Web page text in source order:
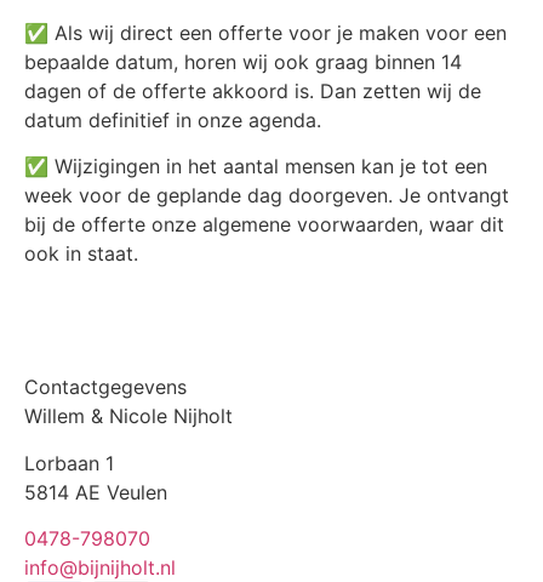
✅ Als wij direct een offerte voor je maken voor een
bepaalde datum, horen wij ook graag binnen 14
dagen of de offerte akkoord is. Dan zetten wij de
datum definitief in onze agenda.
✅ Wijzigingen in het aantal mensen kan je tot een
week voor de geplande dag doorgeven. Je ontvangt
bij de offerte onze algemene voorwaarden, waar dit
ook in staat.
Contactgegevens
Willem & Nicole Nijholt
Lorbaan 1
5814 AE Veulen
0478-798070
info@bijnijholt.nl